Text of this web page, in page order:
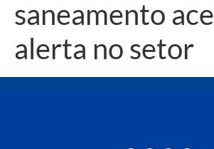
saneamento
alerta no setor